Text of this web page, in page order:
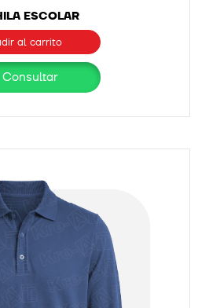
ESCOLAR
al carrito
Consultar